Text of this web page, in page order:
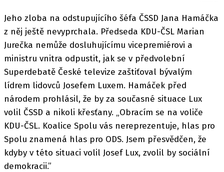
Jeho zloba na odstupujícího šéfa ČSSD Jana Hamáčka
z něj ještě nevyprchala. Předseda KDU-ČSL Marian
Jurečka nemůže dosluhujícímu vicepremiérovi a
ministru vnitra odpustit, jak se v předvolební
Superdebatě České televize zaštiťoval bývalým
lídrem lidovců Josefem Luxem. Hamáček před
národem prohlásil, že by za současné situace Lux
volil ČSSD a nikoli křesťany. „Obracím se na voliče
KDU-ČSL. Koalice Spolu vás nereprezentuje, hlas pro
Spolu znamená hlas pro ODS. Jsem přesvědčen, že
kdyby v této situaci volil Josef Lux, zvolil by sociální
demokracii.”